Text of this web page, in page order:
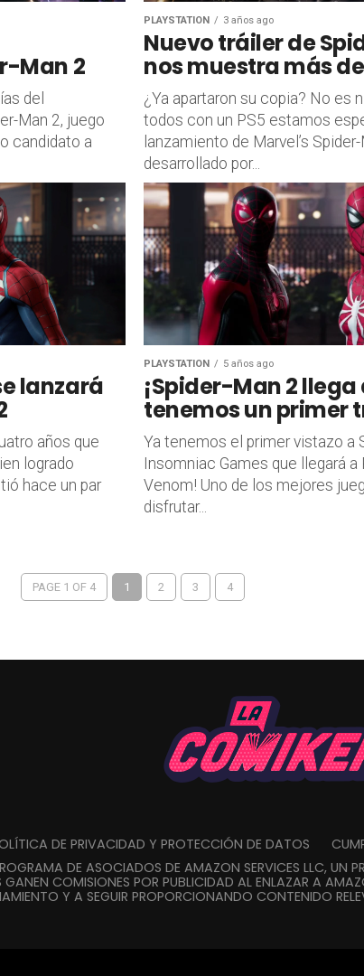
Man 2
del
Man 2, juego
candidato a
PLAYSTATION 3 años ago
Nuevo tráiler de
nos muestra más
¿Ya apartaron su copia? No es
todos con un PS5 estamos
lanzamiento de Marvel’s
desarrollado por...
lanzará
años que
logrado
hace un par
PLAYSTATION 5 años ago
¡Spider-Man 2 llega
tenemos un primer
Ya tenemos el primer vistazo a
Insomniac Games que llegará a
Venom! Uno de los mejores
disfrutar...
PAGE 1 OF 4 1 2 3 4
DE PRIVACIDAD Y PROTECCIÓN DE DATOS
DE ASOCIADOS DE AMAZON SERVICES LLC, UN
COMISIONES POR PUBLICIDAD AL ENLAZAR A
Y A SEGUIR PROPORCIONANDO CONTENIDO